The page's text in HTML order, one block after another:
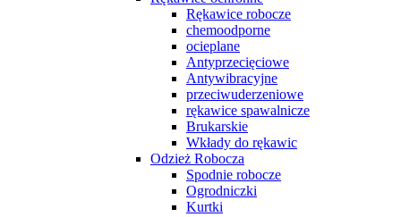
Rękawice robocze
chemoodporne
ocieplane
Antyprzecięciowe
Antywibracyjne
przeciwuderzeniowe
rękawice spawalnicze
Brukarskie
Wkłady do rękawic
Odzież Robocza
Spodnie robocze
Ogrodniczki
Kurtki